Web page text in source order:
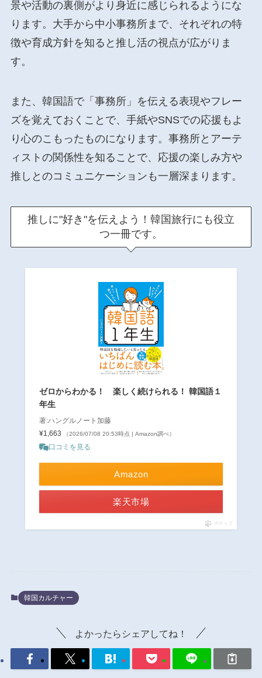
景や活動の裏側がより身近に感じられるようにな
ります。大手から中小事務所まで、それぞれの特
徴や育成方針を知ると推し活の視点が広がりま
す。
また、韓国語で「事務所」を伝える表現やフレー
ズを覚えておくことで、手紙やSNSでの応援もよ
り心のこもったものになります。事務所とアーテ
ィストの関係性を知ることで、応援の楽しみ方や
推しとのコミュニケーションも一層深まります。
推しに"好き"を伝えよう！韓国旅行にも役立
つ一冊です。
ゼロからわかる！ 楽しく続けられる！ 韓国語１
年生
著:ハングルノート加藤
¥1,663
（2026/07/08 20:53時点 | Amazon調べ）
口コミを見る
Amazon
楽天市場
ポチップ
韓国カルチャー
よかったらシェアしてね！